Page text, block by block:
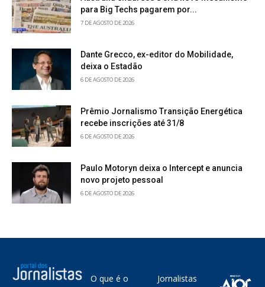
para Big Techs pagarem por...
7 DE AGOSTO DE 2026
Dante Grecco, ex-editor do Mobilidade,
deixa o Estadão
6 DE AGOSTO DE 2026
Prêmio Jornalismo Transição Energética
recebe inscrições até 31/8
6 DE AGOSTO DE 2026
Paulo Motoryn deixa o Intercept e anuncia
novo projeto pessoal
6 DE AGOSTO DE 2026
O que é o Jornalistas